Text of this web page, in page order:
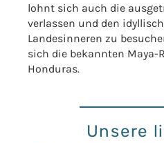
lohnt sich auch die
verlassen und den
Landesinneren zu
sich die bekannten Maya-
Honduras.
Unsere